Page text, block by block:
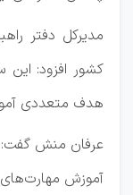
مدیرکل دفتر
کشور افزود:
هدف متعددی
عرفان منش گفت:
آموزش مهارت‌های